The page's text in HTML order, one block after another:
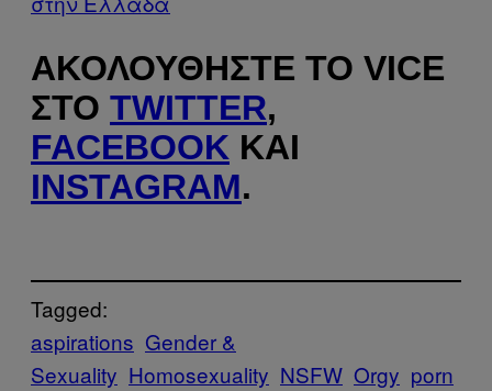
ΑΚΟΛΟΥΘΉΣΤΕ ΤΟ VICE
ΣΤΟ TWITTER,
FACEBOOK ΚΑΙ
INSTAGRAM.
Tagged:
aspirations Gender &
Sexuality Homosexuality NSFW Orgy porn